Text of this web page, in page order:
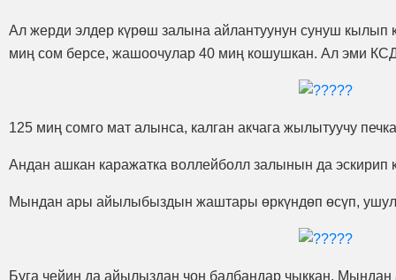
Ал жерди элдер күрөш залына айлантуунун сунуш кылып
миң сом берсе, жашоочулар 40 миң кошушкан. Ал эми
125 миң сомго мат алынса, калган акчага жылытуучу
Андан ашкан каражатка воллейболл залынын да эскирип
Мындан ары айылыбыздын жаштары өркүндөп өсүп, ушул
Буга чейин да айылыздан чоң балбандар чыккан.